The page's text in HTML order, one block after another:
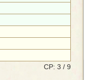
CP: 3 / 9